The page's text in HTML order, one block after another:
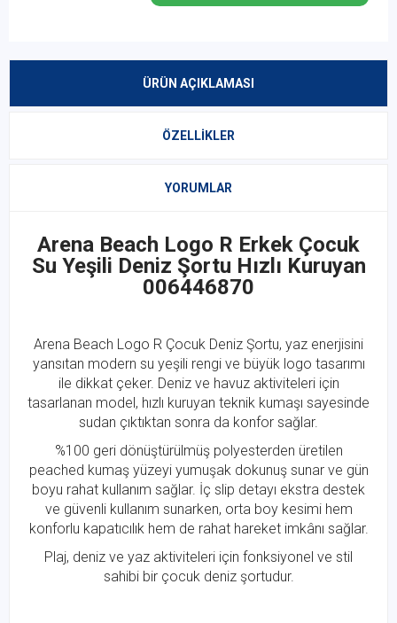
ÜRÜN AÇIKLAMASI
ÖZELLIKLER
YORUMLAR
Arena Beach Logo R Erkek Çocuk
Su Yeşili Deniz Şortu Hızlı Kuruyan
006446870
Arena Beach Logo R Çocuk Deniz Şortu, yaz enerjisini
yansıtan modern su yeşili rengi ve büyük logo tasarımı
ile dikkat çeker. Deniz ve havuz aktiviteleri için
tasarlanan model, hızlı kuruyan teknik kumaşı sayesinde
sudan çıktıktan sonra da konfor sağlar.
%100 geri dönüştürülmüş polyesterden üretilen
peached kumaş yüzeyi yumuşak dokunuş sunar ve gün
boyu rahat kullanım sağlar. İç slip detayı ekstra destek
ve güvenli kullanım sunarken, orta boy kesimi hem
konforlu kapatıcılık hem de rahat hareket imkânı sağlar.
Plaj, deniz ve yaz aktiviteleri için fonksiyonel ve stil
sahibi bir çocuk deniz şortudur.